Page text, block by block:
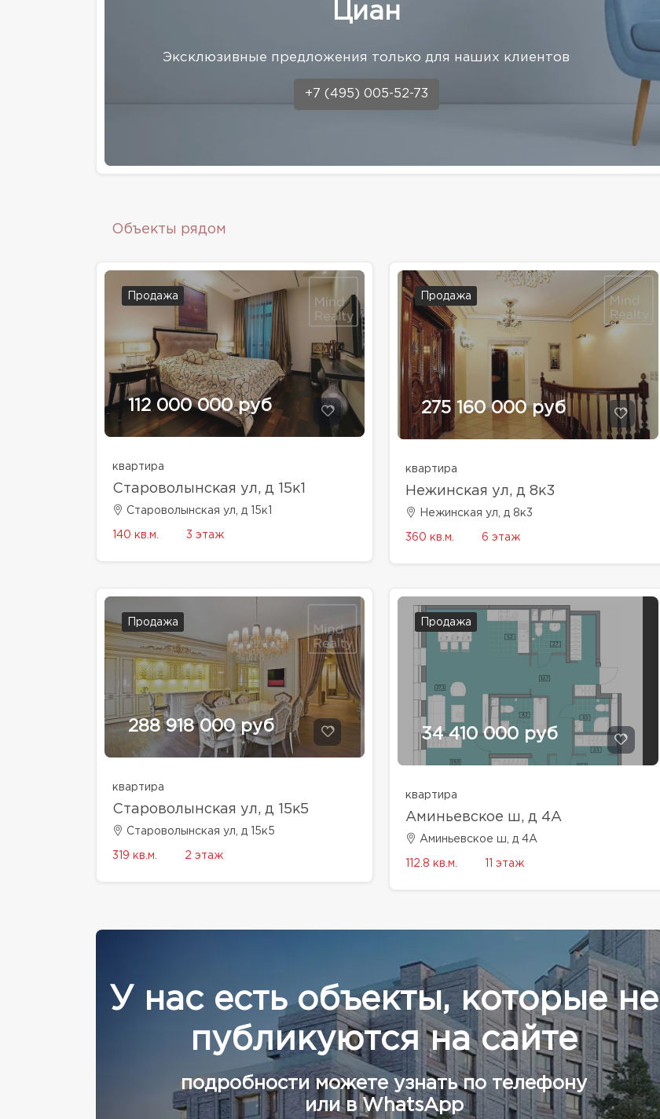
Циан
Эксклюзивные предложения только для наших клиентов
+7 (495) 005-52-73
Объекты рядом
Продажа
112 000 000 руб
квартира
Староволынская ул, д 15к1
Староволынская ул, д 15к1
140 кв.м. 3 этаж
Продажа
275 160 000 руб
квартира
Нежинская ул, д 8к3
Нежинская ул, д 8к3
360 кв.м. 6 этаж
Продажа
288 918 000 руб
квартира
Староволынская ул, д 15к5
Староволынская ул, д 15к5
319 кв.м. 2 этаж
Продажа
34 410 000 руб
квартира
Аминьевское ш, д 4А
Аминьевское ш, д 4А
112.8 кв.м. 11 этаж
У нас есть объекты, которые не
публикуются на сайте
подробности можете узнать по телефону
или в WhatsApp